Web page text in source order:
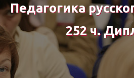
Педагогика
252 ч.